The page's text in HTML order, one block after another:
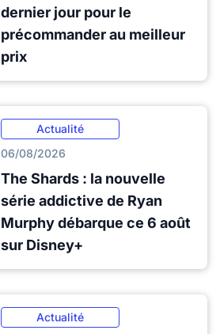
dernier jour pour le
précommander au meilleur
prix
Actualité
06/08/2026
The Shards : la nouvelle
série addictive de Ryan
Murphy débarque ce 6 août
sur Disney+
Actualité